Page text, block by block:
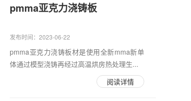
pmma亚克力浇铸板
发布时间：2023-06-22
pmma亚克力浇铸板材是使用全新mma新单
体通过模型浇铸再经过高温烘房热处理生...
阅读详情